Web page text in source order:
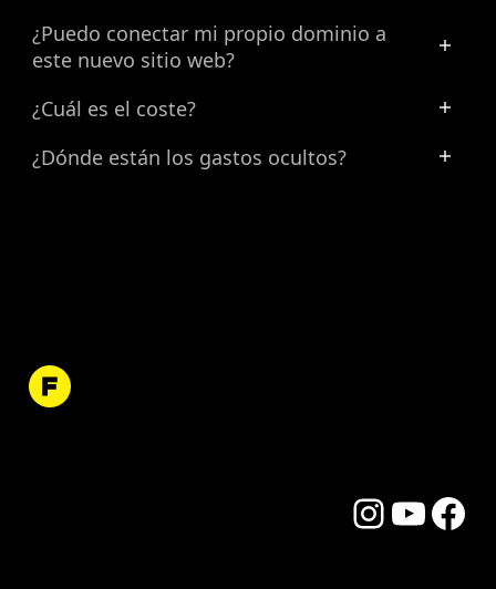
¿Puedo conectar mi propio dominio a
este nuevo sitio web?
¿Cuál es el coste?
¿Dónde están los gastos ocultos?
Instagram
YouTube